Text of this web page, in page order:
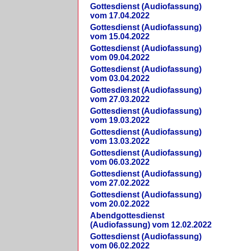
Gottesdienst (Audiofassung)
vom 17.04.2022
Gottesdienst (Audiofassung)
vom 15.04.2022
Gottesdienst (Audiofassung)
vom 09.04.2022
Gottesdienst (Audiofassung)
vom 03.04.2022
Gottesdienst (Audiofassung)
vom 27.03.2022
Gottesdienst (Audiofassung)
vom 19.03.2022
Gottesdienst (Audiofassung)
vom 13.03.2022
Gottesdienst (Audiofassung)
vom 06.03.2022
Gottesdienst (Audiofassung)
vom 27.02.2022
Gottesdienst (Audiofassung)
vom 20.02.2022
Abendgottesdienst
(Audiofassung) vom 12.02.2022
Gottesdienst (Audiofassung)
vom 06.02.2022